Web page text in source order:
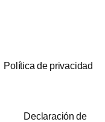
Política de privacidad
Declaración de